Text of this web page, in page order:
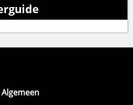
Algemeen